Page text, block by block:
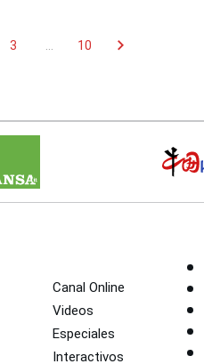
3 10 chevron_right
Canal Online
Videos
Especiales
Interactivos